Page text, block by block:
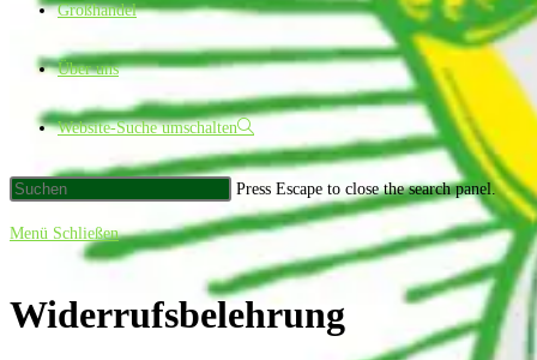
Großhandel
Über uns
Website-Suche umschalten
Press Escape to close the search panel.
Menü Schließen
Widerrufsbelehrung